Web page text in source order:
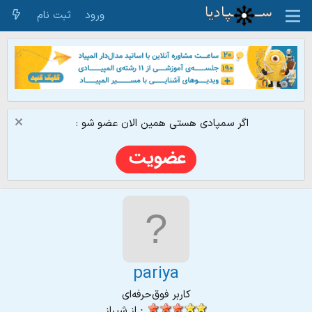
ورود ثبت نام
اگر سمپادی هستی همین الان عضو شو :
pariya
کاربر فوق‌حرفه‌ای